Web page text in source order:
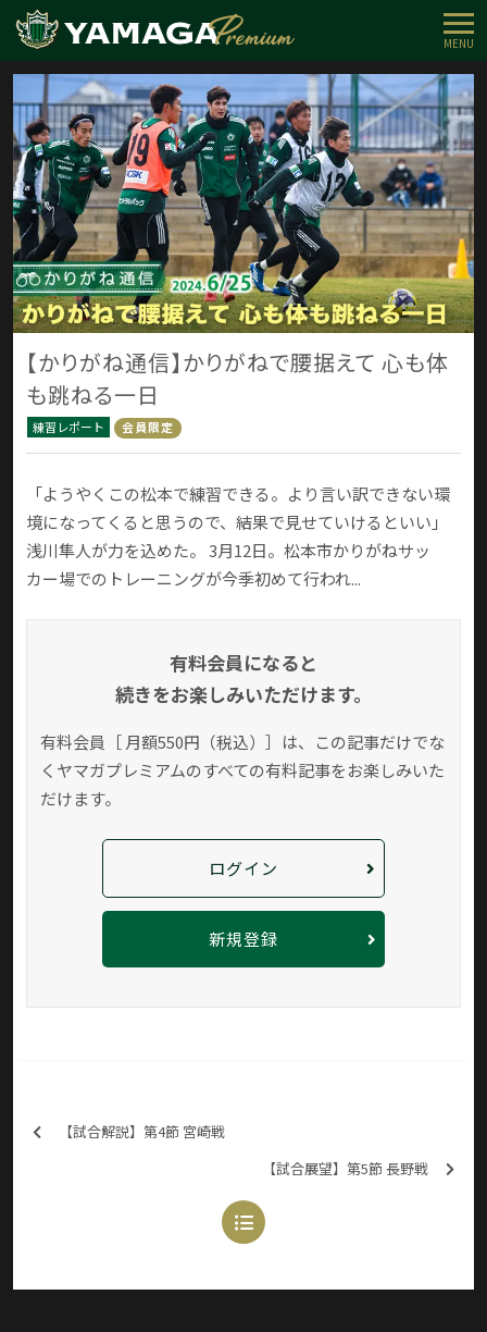
MENU
【かりがね通信】かりがねで腰据えて 心も体
も跳ねる一日
練習レポート 会員限定
「ようやくこの松本で練習できる。より言い訳できない環
境になってくると思うので、結果で見せていけるといい」
浅川隼人が力を込めた。 3月12日。松本市かりがねサッ
カー場でのトレーニングが今季初めて行われ...
有料会員になると
続きをお楽しみいただけます。
有料会員［ 月額550円（税込）］は、この記事だけでな
く ヤマガプレミアムのすべての有料記事をお楽しみいた
だけます。
ログイン
新規登録
【試合解説】第4節 宮崎戦
【試合展望】第5節 長野戦